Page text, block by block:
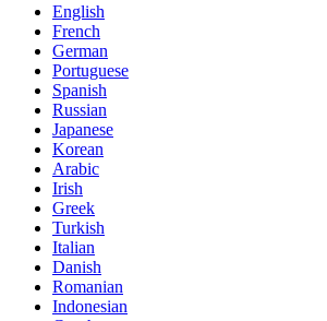
English
French
German
Portuguese
Spanish
Russian
Japanese
Korean
Arabic
Irish
Greek
Turkish
Italian
Danish
Romanian
Indonesian